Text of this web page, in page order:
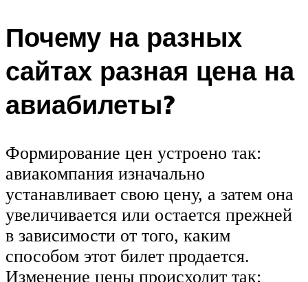
Почему на разных
сайтах разная цена на
авиабилеты?
Формирование цен устроено так:
авиакомпания изначально
устанавливает свою цену, а затем она
увеличивается или остается прежней
в зависимости от того, каким
способом этот билет продается.
Изменение цены происходит так: